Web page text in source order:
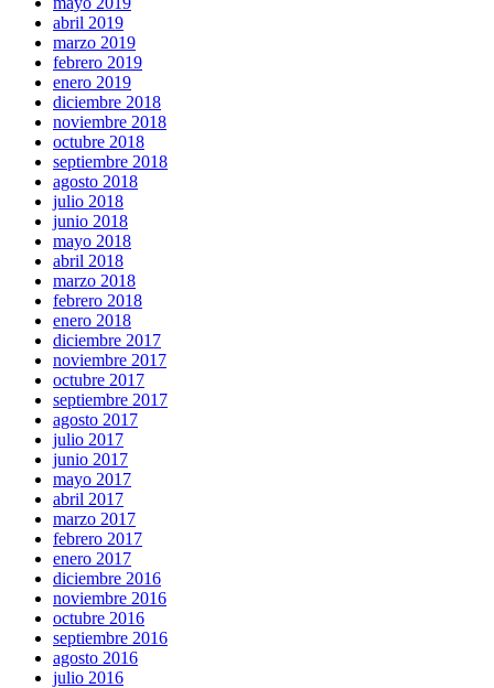
abril 2019
marzo 2019
febrero 2019
enero 2019
diciembre 2018
noviembre 2018
octubre 2018
septiembre 2018
agosto 2018
julio 2018
junio 2018
mayo 2018
abril 2018
marzo 2018
febrero 2018
enero 2018
diciembre 2017
noviembre 2017
octubre 2017
septiembre 2017
agosto 2017
julio 2017
junio 2017
mayo 2017
abril 2017
marzo 2017
febrero 2017
enero 2017
diciembre 2016
noviembre 2016
octubre 2016
septiembre 2016
agosto 2016
julio 2016